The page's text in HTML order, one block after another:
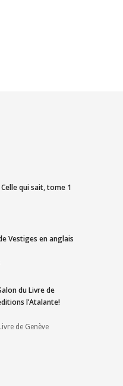
qui sait, tome 1
Vestiges en anglais
du Livre de
l’Atalante!
de Genève